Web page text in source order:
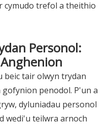
cymudo trefol a theithio
Personol:
beic tair olwyn trydan
penodol. P'un a
dyluniadau personol
wedi'u teilwra arnoch